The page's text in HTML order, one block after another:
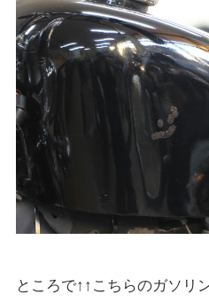
ところで↑↑こちらのガソリ